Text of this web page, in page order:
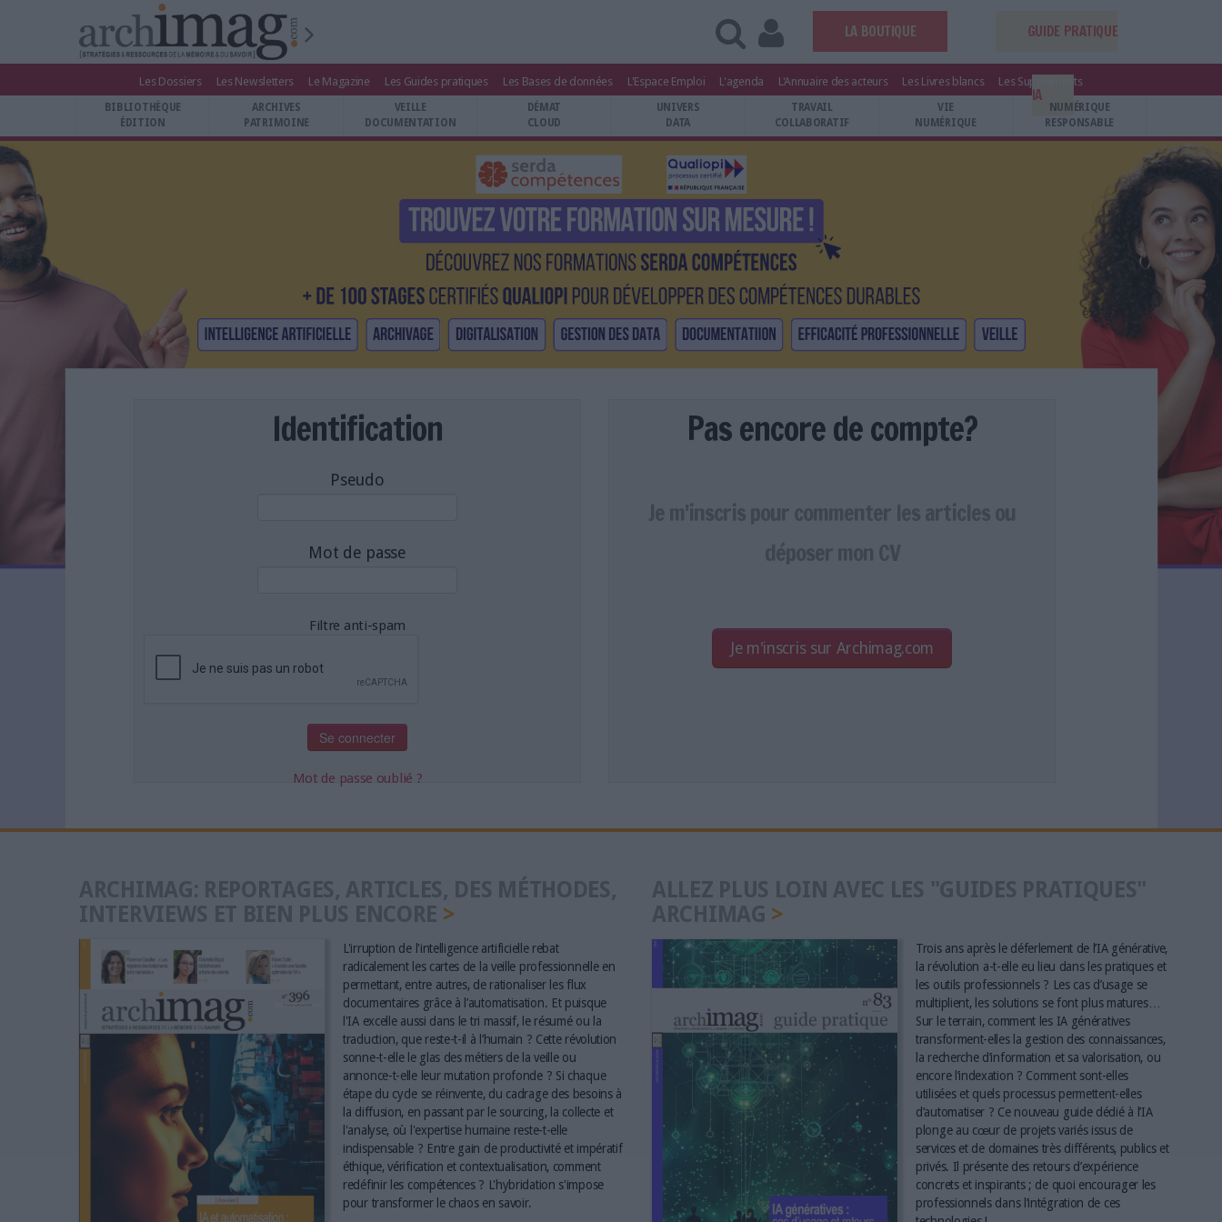
LA BOUTIQUE GUIDE PRATIQUE
IA
BIBLIOTHÈQUE ÉDITION
ARCHIVES PATRIMOINE
VEILLE DOCUMENTATION
UNIVERS DATA
TRAVAIL COLLABORATIF
VIE NUMÉRIQUE
NUMÉRIQUE RESPONSABLE
L'ANNUAIRE DES ACTEURS
NOS OFFRES D'ABONNEMENTS
Les Dossiers Les Newsletters Le Magazine Les Guides pratiques Les Bases de données L'Espace Emploi L'agenda L'Annuaire des acteurs Les Livres blancs Les Suppléments
BIBLIOTHÈQUE
ÉDITION
ARCHIVES
PATRIMOINE
VEILLE
DOCUMENTATION
DÉMAT
CLOUD
UNIVERS
DATA
TRAVAIL
COLLABORATIF
VIE
NUMÉRIQUE
NUMÉRIQUE
RESPONSABLE
Identification
Pseudo
Mot de passe
Filtre anti-spam
Mot de passe oublié ?
Pas encore de compte?
Je m'inscris sur Archimag.com
L'irruption de l'intelligence artificielle rebat
radicalement les cartes de la veille professionnelle en
permettant, entre autres, de rationaliser les flux
documentaires grâce à l’automatisation. Et puisque
l'IA excelle aussi dans le tri massif, le résumé ou la
traduction, que reste-t-il à l’humain ? Cette révolution
sonne-t-elle le glas des métiers de la veille ou
annonce-t-elle leur mutation profonde ? Si chaque
étape du cycle se réinvente, du cadrage des besoins à
la diffusion, en passant par le sourcing, la collecte et
l'analyse, où l'expertise humaine reste-t-elle
indispensable ? Entre gain de productivité et impératif
éthique, vérification et contextualisation, comment
redéfinir les compétences ? L'hybridation s'impose
pour transformer le chaos en savoir.
Trois ans après le déferlement de l’IA générative,
la révolution a-t-elle eu lieu dans les pratiques et
les outils professionnels ? Les cas d’usage se
multiplient, les solutions se font plus matures…
Sur le terrain, comment les IA génératives
transforment-elles la gestion des connaissances,
la recherche d’information et sa valorisation, ou
encore l’indexation ? Comment sont-elles
utilisées et quels processus permettent-elles
d’automatiser ? Ce nouveau guide dédié à l’IA
plonge au cœur de projets variés issus de
services et de domaines très différents, publics et
privés. Il présente des retours d’expérience
concrets et inspirants ; de quoi encourager les
professionnels dans l’intégration de ces